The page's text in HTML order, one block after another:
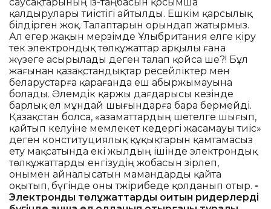
қалдырулары тиістігі айтылды. Ешкім қарсылық
білдірген жоқ. Талаптарын орындап жатырмыз.
Ал егер жақын мерзімде Ұлыбритания елге кіру
тек электрондық төлқұжаттар арқылы ғана
жүзеге асырылады деген талап қойса ше?! Бұл
жағынан қазақстандықтар ресейліктер мен
беларустарға қарағанда еш абыржымауына
болады. Әлемдік қаржы дағдарысы кезінде
барлық ел мұндай шығындарға бара бермейді.
Қазақстан болса, «азаматтардың шетелге шығып,
қайтып келуіне мемлекет кедергі жасамауы тиіс»
деген конституциялық құқықтарын қамтамасыз
ету мақсатында екі жылдың ішінде электрондық
төлқұжаттарды енгізудің жобасын әзірлеп,
онымен айналысатын мамандарды қайта
оқытып, бүгінде оны тәжірибеде қолданып отыр. -
Электрондық төлқұжаттарды оқитын ридерлерді